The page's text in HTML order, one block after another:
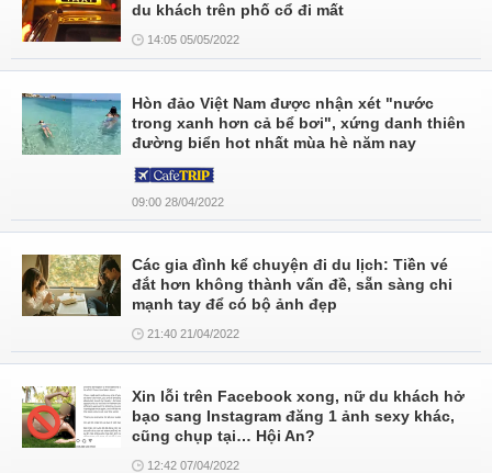
du khách trên phố cổ đi mất
14:05 05/05/2022
Hòn đảo Việt Nam được nhận xét "nước
trong xanh hơn cả bể bơi", xứng danh thiên
đường biển hot nhất mùa hè năm nay
09:00 28/04/2022
Các gia đình kể chuyện đi du lịch: Tiền vé
đắt hơn không thành vấn đề, sẵn sàng chi
mạnh tay để có bộ ảnh đẹp
21:40 21/04/2022
Xin lỗi trên Facebook xong, nữ du khách hở
bạo sang Instagram đăng 1 ảnh sexy khác,
cũng chụp tại… Hội An?
12:42 07/04/2022